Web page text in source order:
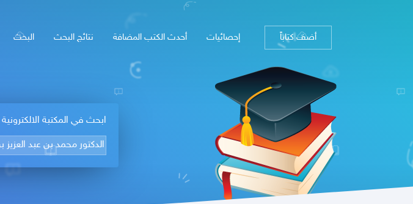
البحث نتائج البحث أحدث الكتب المضافة إحصائيات أضف كتاباً
ابحث في المكتبة الالكترونية